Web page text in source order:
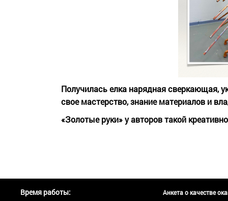
Получилась елка нарядная сверкающая,
свое мастерство, знание материалов и
«Золотые руки» у авторов такой
Время работы:
Анкета о качестве